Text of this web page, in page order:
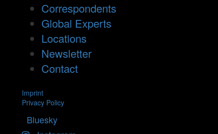
Correspondents
Global Experts
Locations
Newsletter
Contact
Imprint
Privacy Policy
Bluesky